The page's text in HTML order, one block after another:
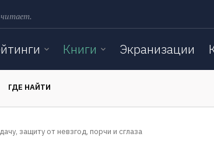
читает.
Книги Экранизации
ГДЕ НАЙТИ
защиту от невзгод, порчи и сглаза